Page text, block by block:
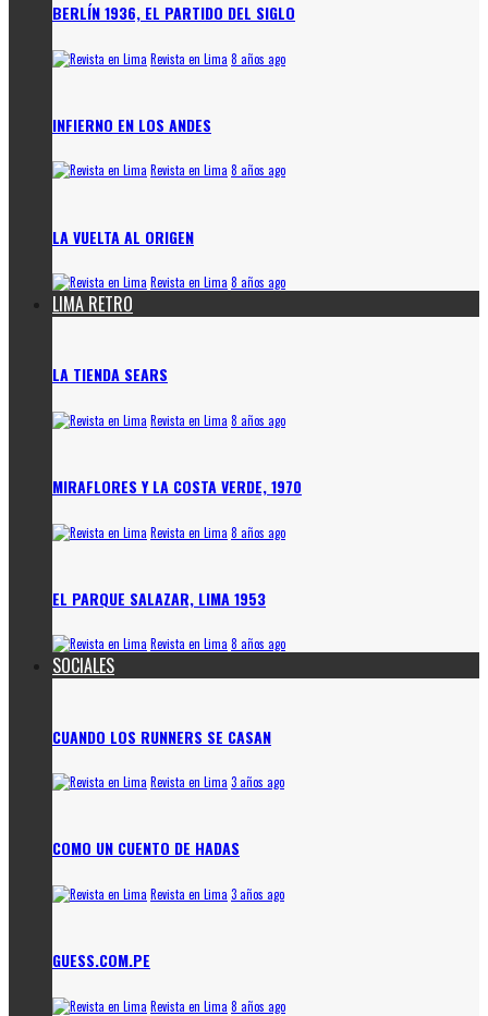
BERLÍN 1936, EL PARTIDO DEL SIGLO
Revista en Lima 8 años ago
INFIERNO EN LOS ANDES
Revista en Lima 8 años ago
LA VUELTA AL ORIGEN
Revista en Lima 8 años ago
LIMA RETRO
LA TIENDA SEARS
Revista en Lima 8 años ago
MIRAFLORES Y LA COSTA VERDE, 1970
Revista en Lima 8 años ago
EL PARQUE SALAZAR, LIMA 1953
Revista en Lima 8 años ago
SOCIALES
CUANDO LOS RUNNERS SE CASAN
Revista en Lima 3 años ago
COMO UN CUENTO DE HADAS
Revista en Lima 3 años ago
GUESS.COM.PE
Revista en Lima 8 años ago